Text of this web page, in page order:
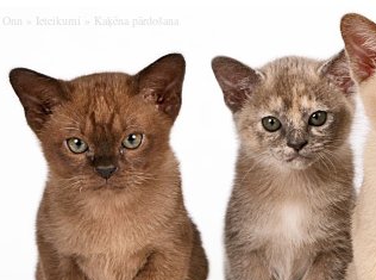
Ieteikumi Kaķēna pārdošana